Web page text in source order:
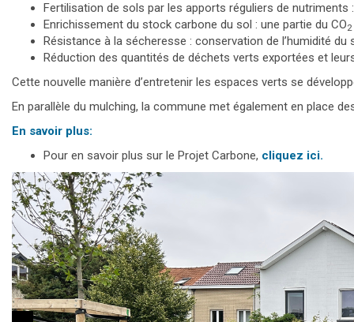
Fertilisation de sols par les apports réguliers de nutriments
Enrichissement du stock carbone du sol : une partie du CO2
Résistance à la sécheresse : conservation de l’humidité du
Réduction des quantités de déchets verts exportées et
Cette nouvelle manière d’entretenir les espaces verts se
En parallèle du mulching, la commune met également en place
En savoir plus:
Pour en savoir plus sur le Projet Carbone, cliquez ici.